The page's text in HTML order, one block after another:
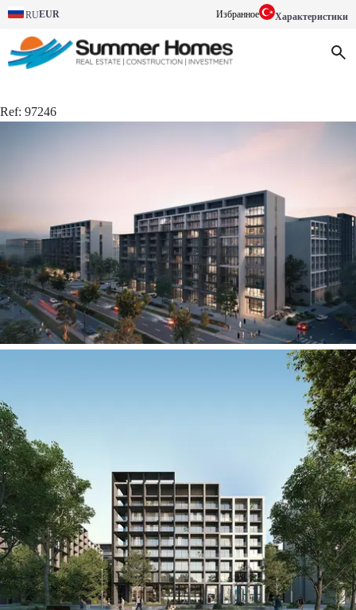
RUEUR Избранное Характеристики
Ref: 97246